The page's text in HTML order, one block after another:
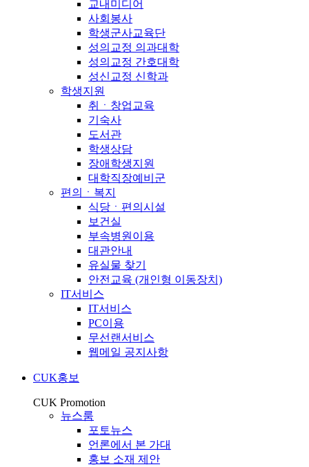
교내미디어
사회봉사
학생군사교육단
성의교정 의과대학
성의교정 간호대학
성신교정 신학과
학생지원
취ㆍ창업교육
기숙사
도서관
학생상담
장애학생지원
대학직장예비군
편의ㆍ복지
식당ㆍ편의시설
보건실
부속병원이용
대관안내
유실물 찾기
안전교육 (개인형 이동장치)
IT서비스
IT서비스
PC이용
무선랜서비스
웹메일 공지사항
CUK홍보
CUK Promotion
뉴스룸
포토뉴스
언론에서 본 가대
홍보 소재 제안